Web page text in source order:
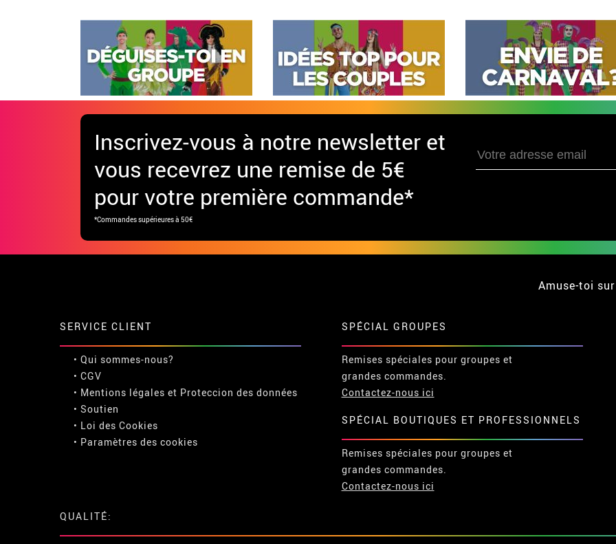
Inscrivez-vous à notre newsletter et
vous recevrez une remise de 5€
pour votre première commande*
*Commandes supérieures à 50€
Amuse-toi
SERVICE CLIENT
• Qui sommes-nous?
• CGV
• Mentions légales et Proteccion des données
• Soutien
• Loi des Cookies
• Paramètres des cookies
SPÉCIAL GROUPES
Remises spéciales pour groupes et
grandes commandes.
Contactez-nous ici
SPÉCIAL BOUTIQUES ET PROFESSIONNELS
Remises spéciales pour groupes et
grandes commandes.
Contactez-nous ici
QUALITÉ: